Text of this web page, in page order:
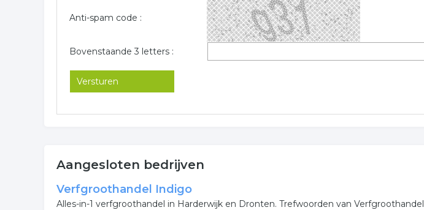
Anti-spam code :
Bovenstaande 3 letters :
Aangesloten bedrijven
Verfgroothandel Indigo
Alles-in-1 verfgroothandel in Harderwijk en Dronten. Trefwoorden van Verfgroothandel